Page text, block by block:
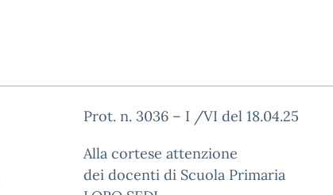
Prot. n. 3036 – I /VI del 18.04.25
Alla cortese attenzione
dei docenti di Scuola Primaria